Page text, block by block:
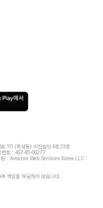
111 (역삼동) 미진빌딩 6층,13층
번호 : 457-81-00277
팅 : Amazon Web Services Korea LLC
책임을 부담하지 않습니다.